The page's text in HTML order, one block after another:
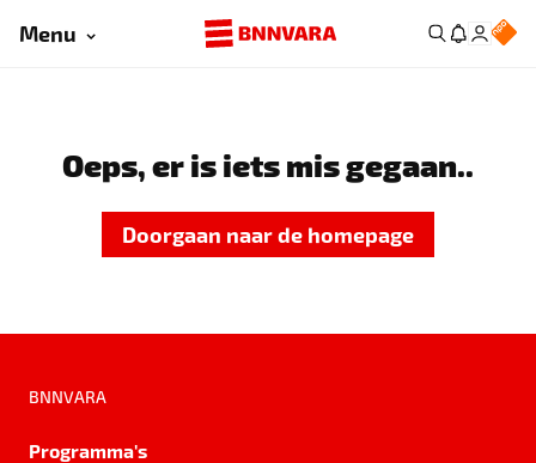
Menu
Oeps, er is iets mis gegaan..
Doorgaan naar de homepage
BNNVARA
Programma's